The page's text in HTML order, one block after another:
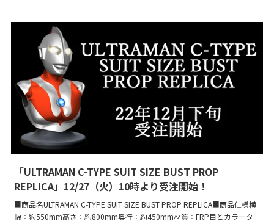
「ULTRAMAN C-TYPE SUIT SIZE BUST PROP
REPLICA」12/27（火）10時より受注開始！
■商品名ULTRAMAN C-TYPE SUIT SIZE BUST PROP REPLICA■商品仕様横
幅：約550mm高さ：約800mm奥行：約450mm材質：FRP目とカラータ